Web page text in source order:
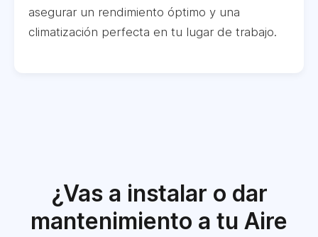
asegurar un rendimiento óptimo y una
climatización perfecta en tu lugar de trabajo.
¿Vas a instalar o dar
mantenimiento a tu Aire